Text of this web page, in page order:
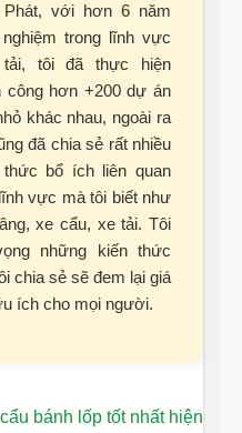
Phát, với hơn 6 năm
nghiệm trong lĩnh vực
tôi đã thực hiện
công hơn +200 dự án
khác nhau, ngoài ra
đã chia sẻ rất nhiều
thức bổ ích liên quan
vực mà tôi biết như
xe cẩu, xe tải. Tôi
những kiến thức
chia sẻ sẽ đem lại giá
ích cho mọi người.
bánh lốp tốt nhất hiện